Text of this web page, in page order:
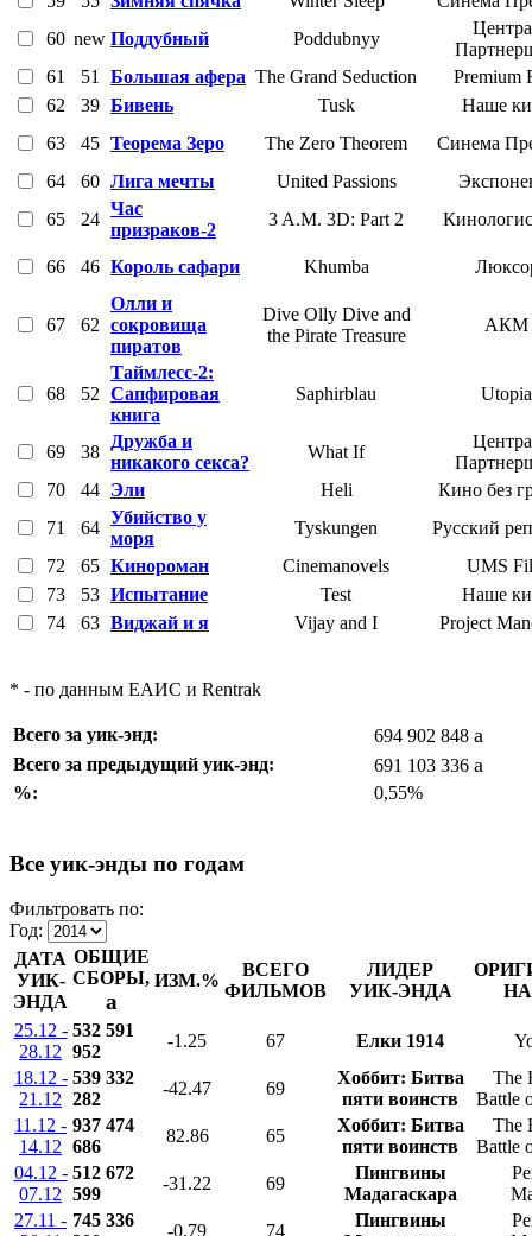
60 new Поддубный Poddubnyy
61
51 Большая афера The Grand Seduction
Premium
62
39 Бивень Tusk
Наше
63
45 Теорема Зеро The Zero Theorem
Синема
64
60 Лига мечты United Passions
65
24
Час
призраков-2
3 A.M. 3D: Part 2
66 46 Король сафари Khumba
67 62
Олли и
сокровища
пиратов
Dive Olly Dive and
the Pirate Treasure
АКМ
68 52
Таймлесс-2:
Сапфировая
книга
Saphirblau Utopia
69 38
Дружба и
никакого секса?
What If
70
44 Эли Heli
Кино без
71
64
Убийство у
моря
Tyskungen
Русский
72
65 Кинороман Cinemanovels
UMS
73
53 Испытание Test
Наше
74
63 Виджай и я Vijay and I Project
* - по данным ЕАИС и Rentrak
Всего за уик-энд: 694 902 848 a
Всего за предыдущий уик-энд: 691 103 336 a
%: 0,55%
Все уик-энды по годам
Фильтровать по:
Год:
ДАТА
УИК-
ЭНДА
ОБЩИЕ
СБОРЫ,
a
ИЗМ.%
ВСЕГО
ФИЛЬМОВ
ЛИДЕР
УИК-ЭНДА
25.12 -
28.12
532 591
952
-1.25 67 Елки 1914
18.12 -
21.12
539 332
282
-42.47 69
Хоббит: Битва
пяти воинств
The
Battle
11.12 -
14.12
937 474
686
82.86 65
Хоббит: Битва
пяти воинств
The
Battle
04.12 -
07.12
512 672
599
-31.22 69
Пингвины
Мадагаскара
27.11 - 745 336
-0.79 74
Пингвины